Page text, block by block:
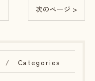
次のページ >
Categories